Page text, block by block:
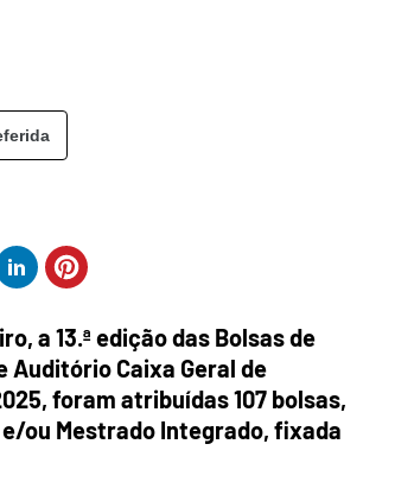
a 13.ª edição das Bolsas de
Auditório Caixa Geral de
foram atribuídas 107 bolsas,
ou Mestrado Integrado, fixada